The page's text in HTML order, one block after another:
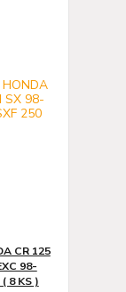
CR 125
98-
8 KS )